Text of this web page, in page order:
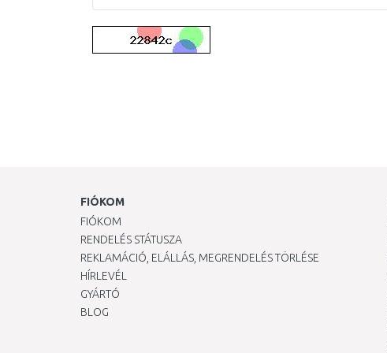
FIÓKOM
FIÓKOM
RENDELÉS STÁTUSZA
REKLAMÁCIÓ, ELÁLLÁS, MEGRENDELÉS TÖRLÉSE
HÍRLEVÉL
GYÁRTÓ
BLOG